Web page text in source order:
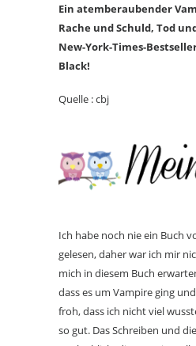
Ein atemberaubender
Rache und Schuld, Tod
New-York-Times-
Black!
Quelle : cbj
Ich habe noch nie ein Buch
gelesen, daher war ich mir
mich in diesem Buch
dass es um Vampire ging
froh, dass ich nicht viel
so gut. Das Schreiben und